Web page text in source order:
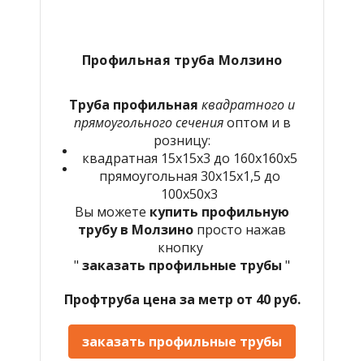
Профильная труба Молзино
Труба профильная квадратного и
прямоугольного сеченияоптом и в
розницу:
квадратная 15х15х3 до 160х160х5
прямоугольная 30х15х1,5 до
100х50х3
Вы можете купить профильную
трубу в Молзино просто нажав
кнопку
" заказать профильные трубы "
Профтруба цена за метр от 40 руб.
заказать профильные трубы